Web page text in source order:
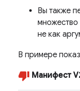
Вы также
не как
В примере
Манифест